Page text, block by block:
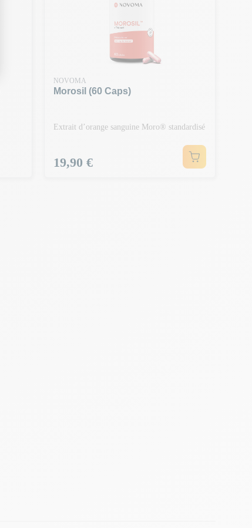
NOVOMA
Morosil (60 Caps)
Extrait d’orange sanguine Moro® standardisé
Prix
19,90 €